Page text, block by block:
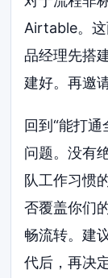
Airtable。
品经理先搭
建好。再邀
回到“能打
问题。没有
队工作习惯
否覆盖你们
畅流转。建
代后，再决